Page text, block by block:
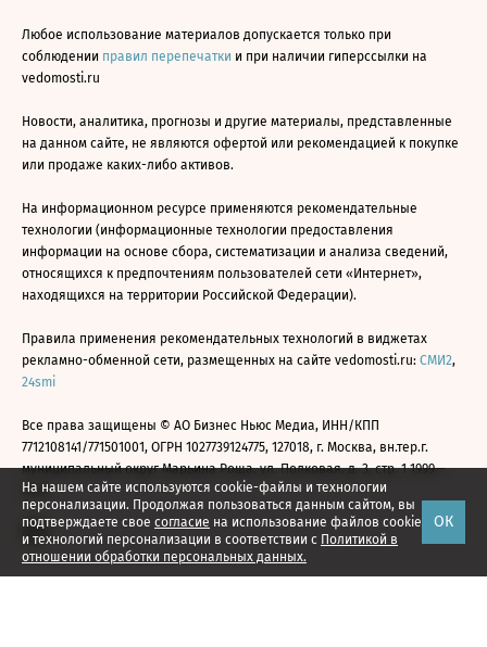
На нашем сайте используются cookie-файлы и технологии
персонализации. Продолжая пользоваться данным сайтом, вы
подтверждаете свое согласие на использование файлов cookie
и технологий персонализации в соответствии с Политикой в
отношении обработки персональных данных.
ОК
Любое использование материалов допускается только при
соблюдении правил перепечатки и при наличии гиперссылки на
vedomosti.ru
Новости, аналитика, прогнозы и другие материалы, представленные
на данном сайте, не являются офертой или рекомендацией к покупке
или продаже каких-либо активов.
На информационном ресурсе применяются рекомендательные
технологии (информационные технологии предоставления
информации на основе сбора, систематизации и анализа сведений,
относящихся к предпочтениям пользователей сети «Интернет»,
находящихся на территории Российской Федерации).
Правила применения рекомендательных технологий в виджетах
рекламно-обменной сети, размещенных на сайте vedomosti.ru: СМИ2,
24smi
Все права защищены © АО Бизнес Ньюс Медиа, ИНН/КПП
7712108141/771501001, ОГРН 1027739124775, 127018, г. Москва, вн.тер.г.
муниципальный округ Марьина Роща, ул. Полковая, д. 3, стр. 1 1999—
2026